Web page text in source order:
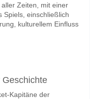
Zeiten, mit einer
Spiels, einschließlich
kulturellem Einfluss
Geschichte
Kapitäne der